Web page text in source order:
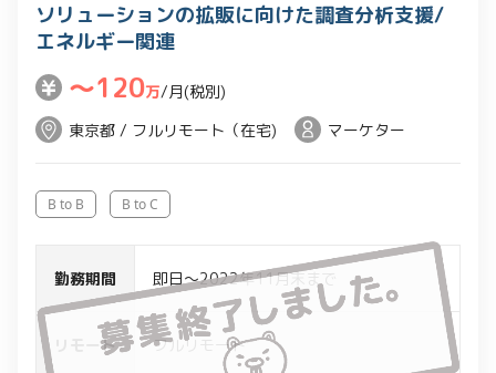
ソリューションの拡販に向けた調査分析支援/
エネルギー関連
〜120万/月(税別)
東京都 / フルリモート（在宅)
マーケター
B to B B to C
勤務期間 即日～2022年11月末まで
リモート フルリモート